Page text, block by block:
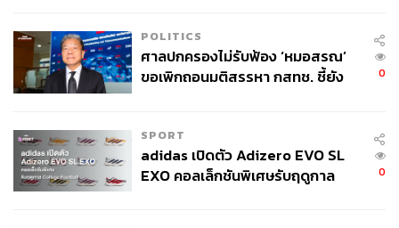
POLITICS
ศาลปกครองไม่รับฟ้อง ‘หมอสรณ’
ขอเพิกถอนมติสรรหา กสทช. ชี้ยัง
0
SPORT
adidas เปิดตัว Adizero EVO SL
EXO คอลเล็กชันพิเศษรับฤดูกาล
0